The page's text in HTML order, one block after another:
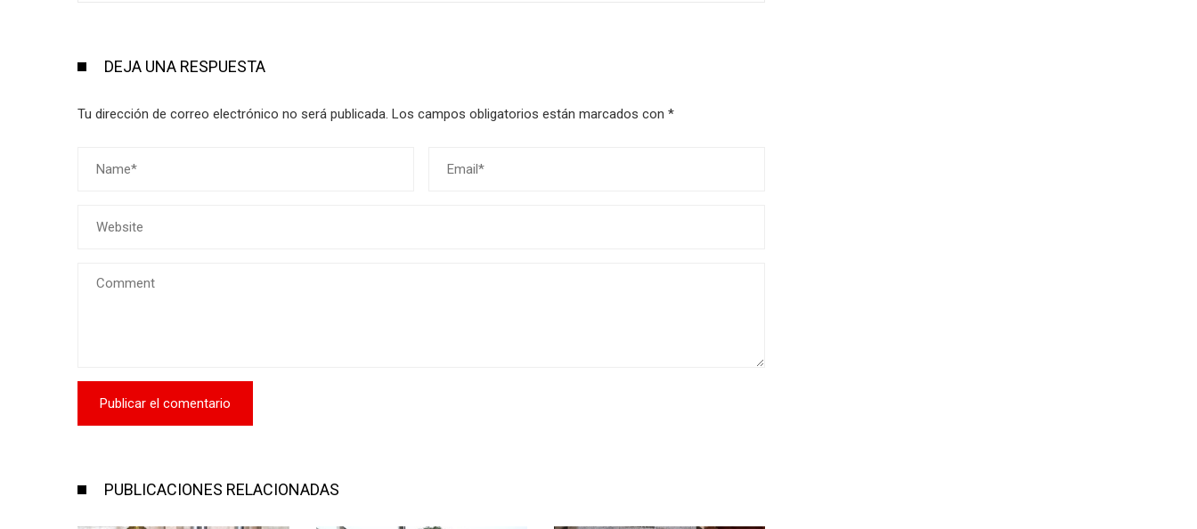
DEJA UNA RESPUESTA
Tu dirección de correo electrónico no será publicada. Los campos obligatorios están marcados con *
PUBLICACIONES RELACIONADAS